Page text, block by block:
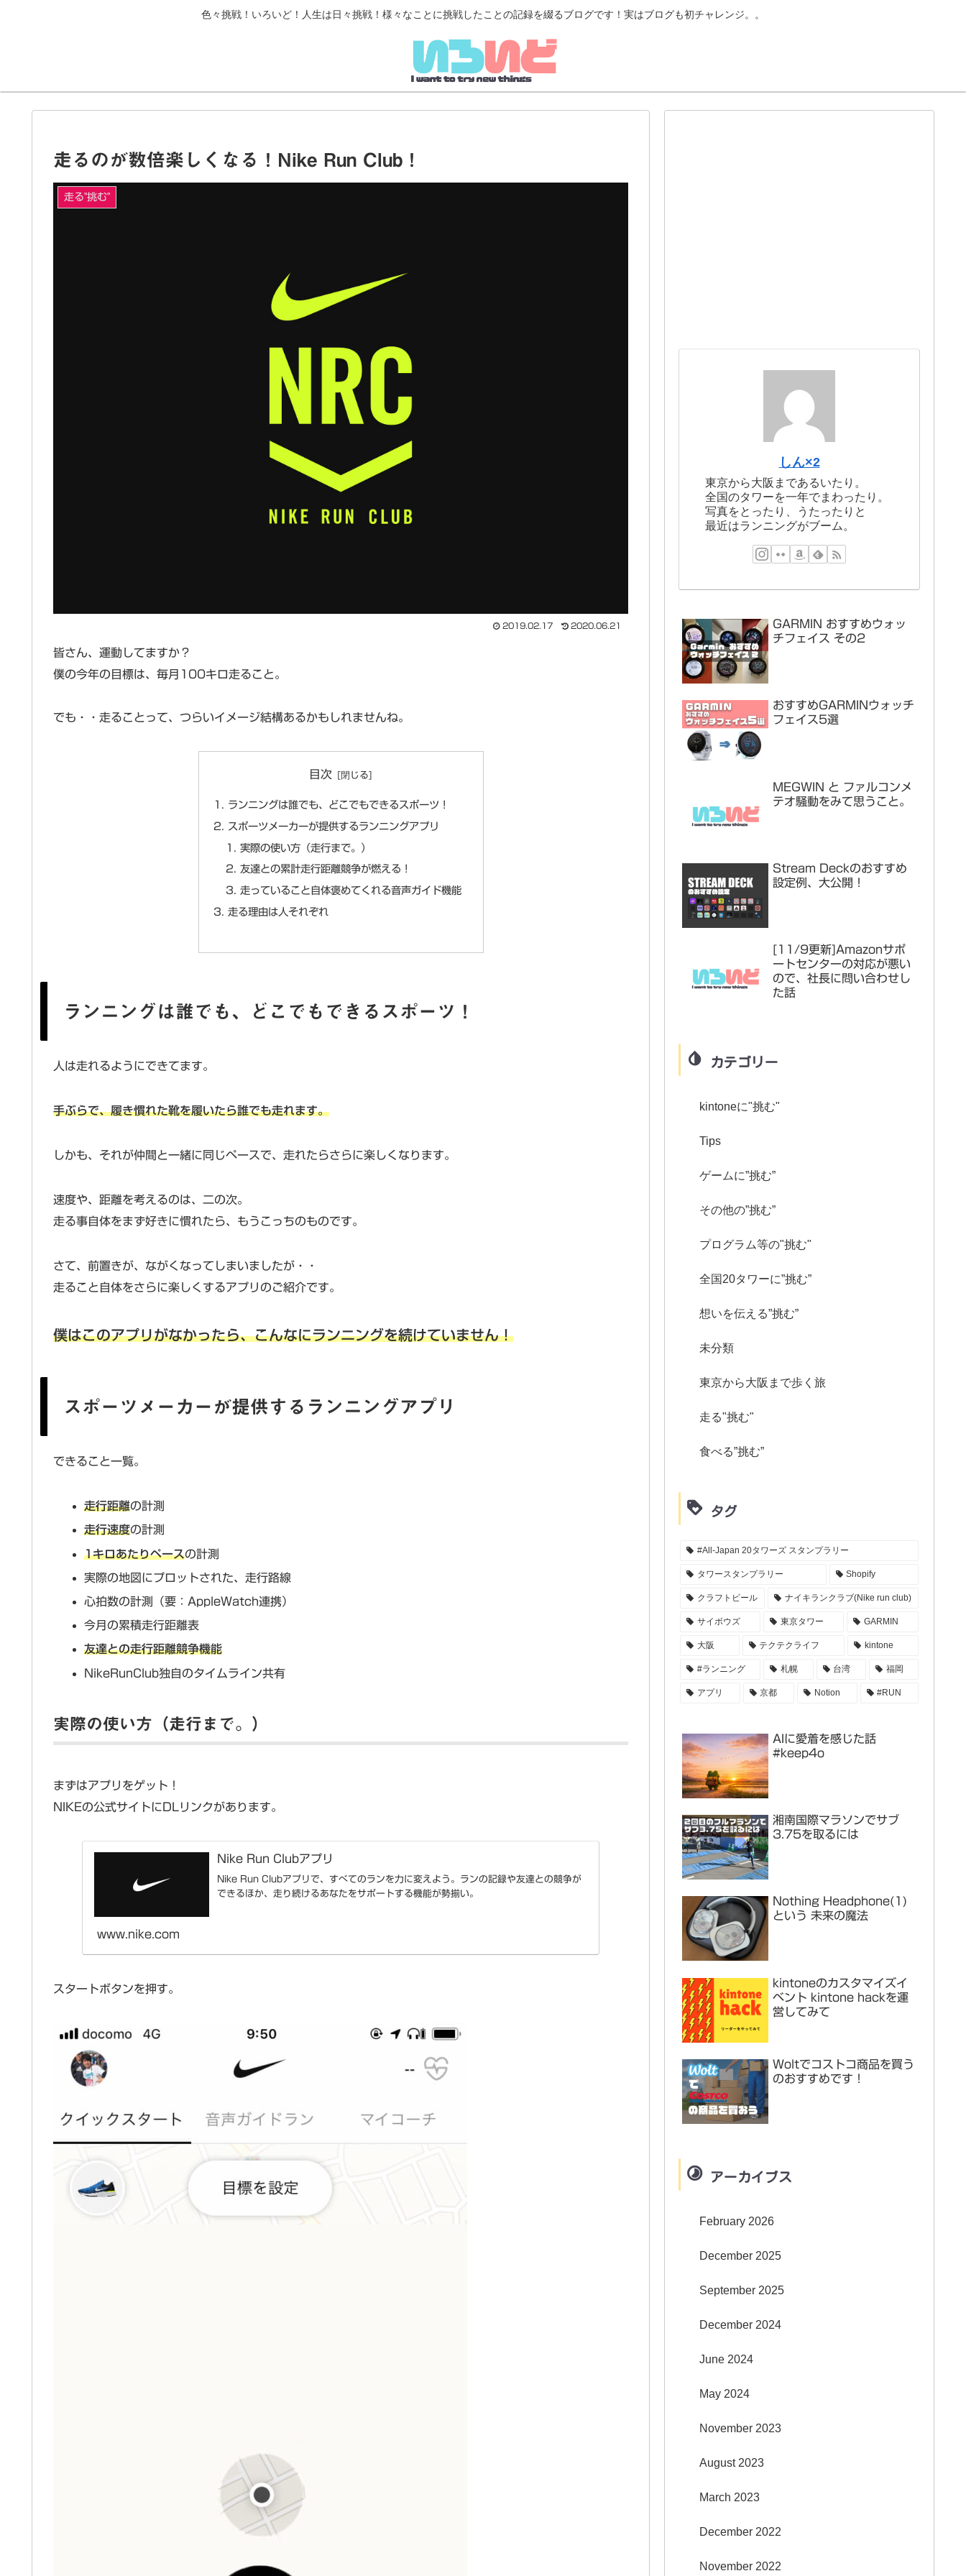
色々挑戦！いろいど！人生は日々挑戦！様々なことに挑戦したことの記録を綴るブログです！実はブログも初チャレンジ。。
走るのが数倍楽しくなる！Nike Run Club！
走る"挑む"
2019.02.17 2020.06.21
皆さん、運動してますか？
僕の今年の目標は、毎月100キロ走ること。
でも・・走ることって、つらいイメージ結構あるかもしれませんね。
目次
ランニングは誰でも、どこでもできるスポーツ！
スポーツメーカーが提供するランニングアプリ
実際の使い方（走行まで。）
友達との累計走行距離競争が燃える！
走っていること自体褒めてくれる音声ガイド機能
走る理由は人それぞれ
ランニングは誰でも、どこでもできるスポーツ！
人は走れるようにできてます。
手ぶらで、履き慣れた靴を履いたら誰でも走れます。
しかも、それが仲間と一緒に同じペースで、走れたらさらに楽しくなります。
速度や、距離を考えるのは、二の次。
走る事自体をまず好きに慣れたら、もうこっちのものです。
さて、前置きが、ながくなってしまいましたが・・
走ること自体をさらに楽しくするアプリのご紹介です。
僕はこのアプリがなかったら、こんなにランニングを続けていません！
スポーツメーカーが提供するランニングアプリ
できること一覧。
走行距離の計測
走行速度の計測
1キロあたりペースの計測
実際の地図にプロットされた、走行路線
心拍数の計測（要：AppleWatch連携）
今月の累積走行距離表
友達との走行距離競争機能
NikeRunClub独自のタイムライン共有
実際の使い方（走行まで。）
まずはアプリをゲット！
NIKEの公式サイトにDLリンクがあります。
Nike Run Clubアプリ
Nike Run Clubアプリで、すべてのランを力に変えよう。ランの記録や友達との競争が
できるほか、走り続けるあなたをサポートする機能が勢揃い。
www.nike.com
スタートボタンを押す。
しん×2
東京から大阪まであるいたり。
全国のタワーを一年でまわったり。
写真をとったり、うたったりと
最近はランニングがブーム。
GARMIN おすすめウォッ
チフェイス その2
おすすめGARMINウォッチ
フェイス5選
MEGWIN と ファルコンメ
テオ騒動をみて思うこと。
Stream Deckのおすすめ
設定例、大公開！
[11/9更新]Amazonサポ
ートセンターの対応が悪い
ので、社長に問い合わせし
た話
カテゴリー
kintoneに"挑む"
Tips
ゲームに”挑む”
その他の”挑む”
プログラム等の"挑む"
全国20タワーに”挑む”
想いを伝える”挑む”
未分類
東京から大阪まで歩く旅
走る"挑む"
食べる”挑む”
タグ
#All-Japan 20タワーズ スタンプラリー
タワースタンプラリー Shopify
クラフトビール ナイキランクラブ(Nike run club)
サイボウズ 東京タワー GARMIN
大阪 テクテクライフ kintone
#ランニング 札幌 台湾 福岡
アプリ 京都 Notion #RUN
AIに愛着を感じた話
#keep4o
湘南国際マラソンでサブ
3.75を取るには
Nothing Headphone(1)
という 未来の魔法
kintoneのカスタマイズイ
ベント kintone hackを運
営してみて
Woltでコストコ商品を買う
のおすすめです！
アーカイブス
February 2026
December 2025
September 2025
December 2024
June 2024
May 2024
November 2023
August 2023
March 2023
December 2022
November 2022